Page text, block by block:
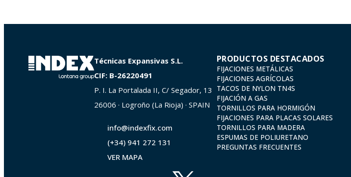
Técnicas Expansivas S.L.
CIF: B-26220491
P. I. La Portalada II, C/ Segador, 13
26006 · Logroño (La Rioja) · SPAIN
info@indexfix.com
(+34) 941 272 131
VER MAPA
PRODUCTOS DESTACADOS
FIJACIONES METÁLICAS
FIJACIONES AGRÍCOLAS
TACOS DE NYLON TN4S
FIJACIÓN A GAS
TORNILLOS PARA HORMIGÓN
FIJACIONES PARA PLACAS SOLARES
TORNILLOS PARA MADERA
ESPUMAS DE POLIURETANO
PREGUNTAS FRECUENTES